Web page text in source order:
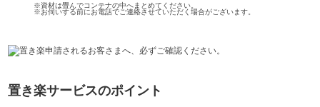
※資材は畳んでコンテナの中へまとめてください。
※お伺いする前にお電話でご連絡させていただく場合がございます。
置き楽サービスのポイント